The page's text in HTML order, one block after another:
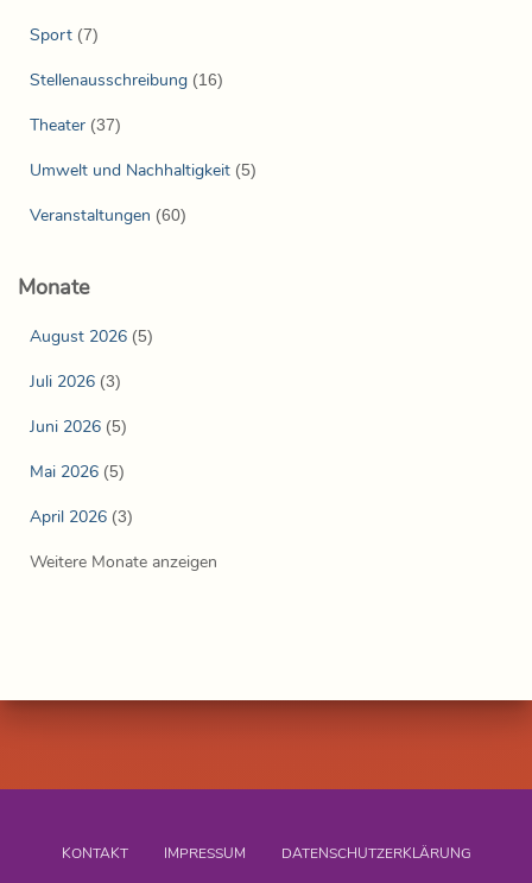
Sport (7)
Stellenausschreibung (16)
Theater (37)
Umwelt und Nachhaltigkeit (5)
Veranstaltungen (60)
Monate
August 2026 (5)
Juli 2026 (3)
Juni 2026 (5)
Mai 2026 (5)
April 2026 (3)
Weitere Monate anzeigen
KONTAKT IMPRESSUM DATENSCHUTZERKLÄRUNG